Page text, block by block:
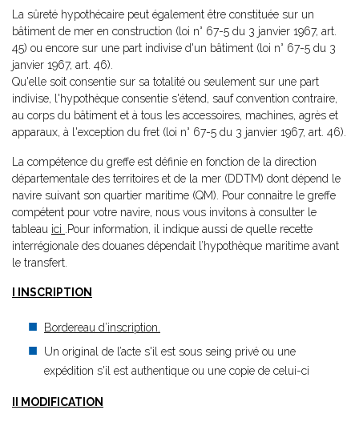
La sûreté hypothécaire peut également être constituée sur un
bâtiment de mer en construction (loi n° 67-5 du 3 janvier 1967, art.
45) ou encore sur une part indivise d'un bâtiment (loi n° 67-5 du 3
janvier 1967, art. 46).
Qu'elle soit consentie sur sa totalité ou seulement sur une part
indivise, l'hypothèque consentie s'étend, sauf convention contraire,
au corps du bâtiment et à tous les accessoires, machines, agrès et
apparaux, à l'exception du fret (loi n° 67-5 du 3 janvier 1967, art. 46).
La compétence du greffe est définie en fonction de la direction
départementale des territoires et de la mer (DDTM) dont dépend le
navire suivant son quartier maritime (QM). Pour connaitre le greffe
compétent pour votre navire, nous vous invitons à consulter le
tableau ici .Pour information, il indique aussi de quelle recette
interrégionale des douanes dépendait l’hypothèque maritime avant
le transfert.
I INSCRIPTION
Bordereau d’inscription.
Un original de l’acte s'il est sous seing privé ou une
expédition s'il est authentique ou une copie de celui-ci
II MODIFICATION